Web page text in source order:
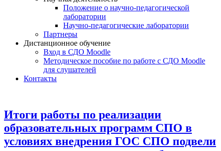
Положение о научно-педагогической
лаборатории
Научно-педагогические лаборатории
Партнеры
Дистанционное обучение
Вход в СДО Moodle
Методическое пособие по работе с СДО Moodle
для слушателей
Контакты
Итоги работы по реализации
образовательных программ СПО в
условиях внедрения ГОС СПО подвели